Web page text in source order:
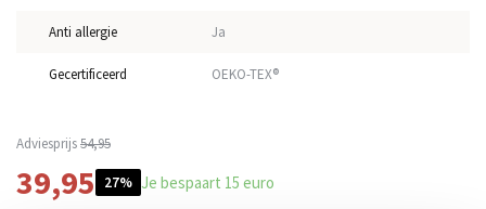
Adviesprijs54,95
39,95 27% Je bespaart 15 euro
Anti allergie Ja
Gecertificeerd OEKO-TEX®